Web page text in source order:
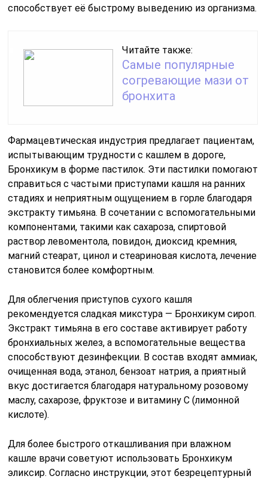
способствует её быстрому выведению из организма.
Читайте также:
Самые популярные
согревающие мази от
бронхита
Фармацевтическая индустрия предлагает пациентам,
испытывающим трудности с кашлем в дороге,
Бронхикум в форме пастилок. Эти пастилки помогают
справиться с частыми приступами кашля на ранних
стадиях и неприятным ощущением в горле благодаря
экстракту тимьяна. В сочетании с вспомогательными
компонентами, такими как сахароза, спиртовой
раствор левоментола, повидон, диоксид кремния,
магний стеарат, цинол и стеариновая кислота, лечение
становится более комфортным.
Для облегчения приступов сухого кашля
рекомендуется сладкая микстура — Бронхикум сироп.
Экстракт тимьяна в его составе активирует работу
бронхиальных желез, а вспомогательные вещества
способствуют дезинфекции. В состав входят аммиак,
очищенная вода, этанол, бензоат натрия, а приятный
вкус достигается благодаря натуральному розовому
маслу, сахарозе, фруктозе и витамину С (лимонной
кислоте).
Для более быстрого откашливания при влажном
кашле врачи советуют использовать Бронхикум
эликсир. Согласно инструкции, этот безрецептурный